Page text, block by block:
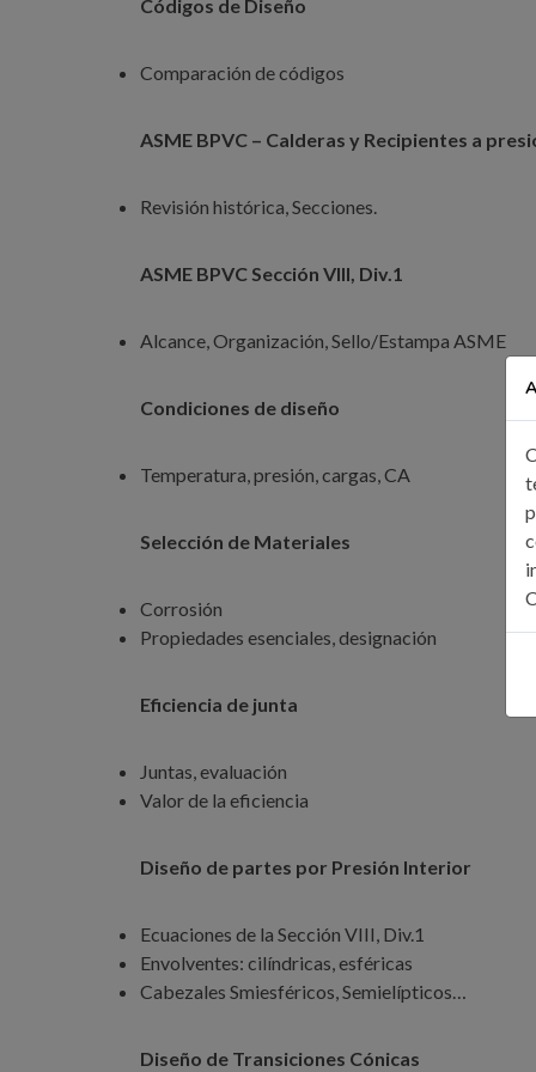
Códigos de Diseño
Comparación de códigos
ASME BPVC – Calderas y Recipientes a
Revisión histórica, Secciones.
ASME BPVC Sección VIII, Div.1
Alcance, Organización, Sello/Estampa ASME
Condiciones de diseño
Temperatura, presión, cargas, CA
Selección de Materiales
Corrosión
Propiedades esenciales, designación
Eficiencia de junta
Juntas, evaluación
Valor de la eficiencia
Diseño de partes por Presión Interior
Ecuaciones de la Sección VIII, Div.1
Envolventes: cilíndricas, esféricas
Cabezales Smiesféricos, Semielípticos…
Diseño de Transiciones Cónicas